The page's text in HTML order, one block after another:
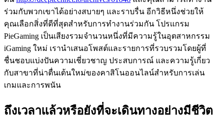
ร่วมกับพวกเขาได้อย่างสบายๆ และราบรื่น อีกวิธีหนึ่งช่วยให้
คุณเลือกสิ่งที่ดีที่สุดสำหรับการทำงานร่วมกัน โปรแกรม
PieGaming เป็นเสียงรวมจำนวนหนึ่งที่มีความรู้ในอุตสาหกรรม
iGaming ใหม่ เรานำเสนอโพสต์และรายการที่รวบรวมโดยผู้ที่
ชื่นชอบแบ่งปันความเชี่ยวชาญ ประสบการณ์ และความรู้เกี่ยว
กับสาขาที่น่าตื่นเต้นใหม่ของคาสิโนออนไลน์สำหรับการเล่น
เกมและการพนัน
ถึงเวลาแล้วหรือยังที่จะเดินทางอย่างมีชีวิต